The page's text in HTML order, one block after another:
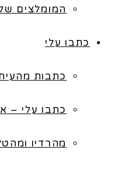
המומלצים
כתבו עלי
כתבות
כתבו עלי –
מהרדיו